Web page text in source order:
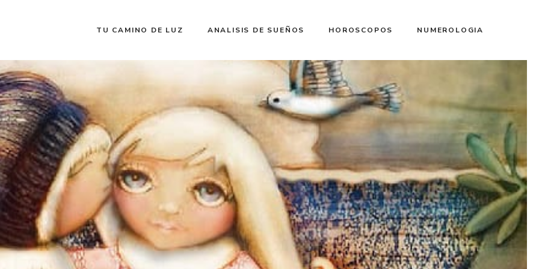
TU CAMINO DE LUZ ANALISIS DE SUEÑOS HOROSCOPOS NUMEROLOGIA